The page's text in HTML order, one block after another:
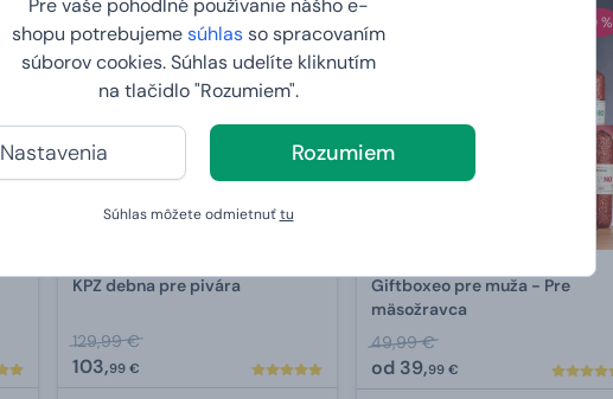
shopu potrebujemesúhlasso spracovaním
súborov cookies. Súhlas udelíte kliknutím
na tlačidlo "Rozumiem".
Nastavenia Rozumiem
Súhlas môžete odmietnuťtu
Bestseller
KPZ debna pre pivára
129,99 €
103,99 €
-20 %
Giftboxeo pre muža - Pre
mäsožravca
49,99 €
od 39,99 €